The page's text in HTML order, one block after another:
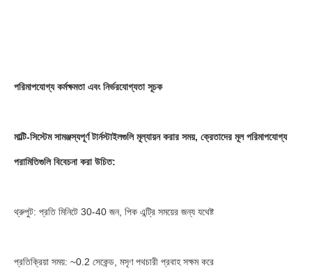
পরিমাপযোগ্য কর্মক্ষমতা এবং নির্ভরযোগ্যতা সূচক
মাল্টি-সিস্টেম সামঞ্জস্যপূর্ণ টার্নস্টাইলগুলি মূল্যায়ন করার সময়, ক্রেতাদের মূল পরিমাপযোগ্য
পরামিতিগুলি বিবেচনা করা উচিত:
থ্রুপুট: প্রতি মিনিটে 30-40 জন, পিক এন্ট্রি সময়ের জন্য যথেষ্ট
প্রতিক্রিয়া সময়: ~0.2 সেকেন্ড, মসৃণ পথচারী প্রবাহ সক্ষম করে